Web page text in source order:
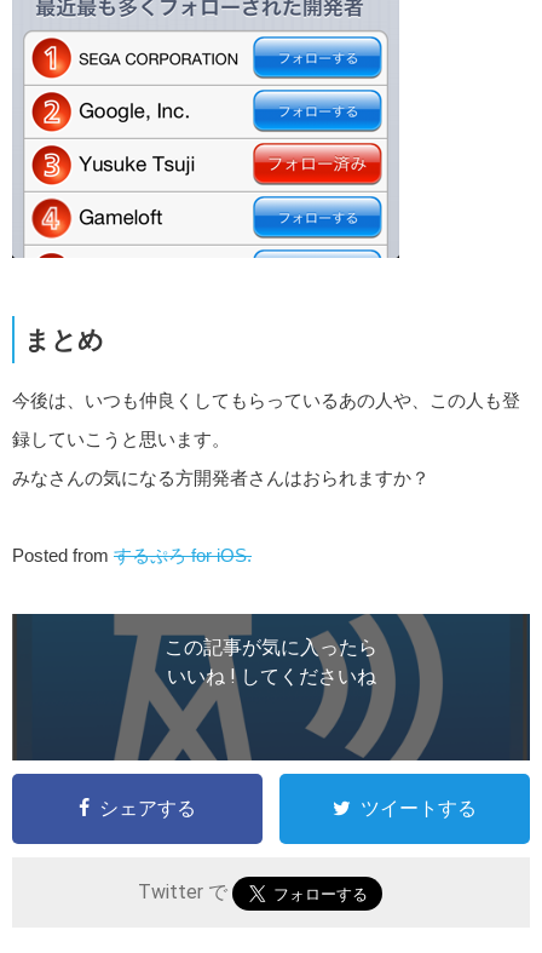
まとめ
今後は、いつも仲良くしてもらっているあの人や、この人も登
録していこうと思います。
みなさんの気になる方開発者さんはおられますか？
Posted from するぷろ for iOS.
この記事が気に入ったら
いいね ! してくださいね
シェアする ツイートする
Twitter で